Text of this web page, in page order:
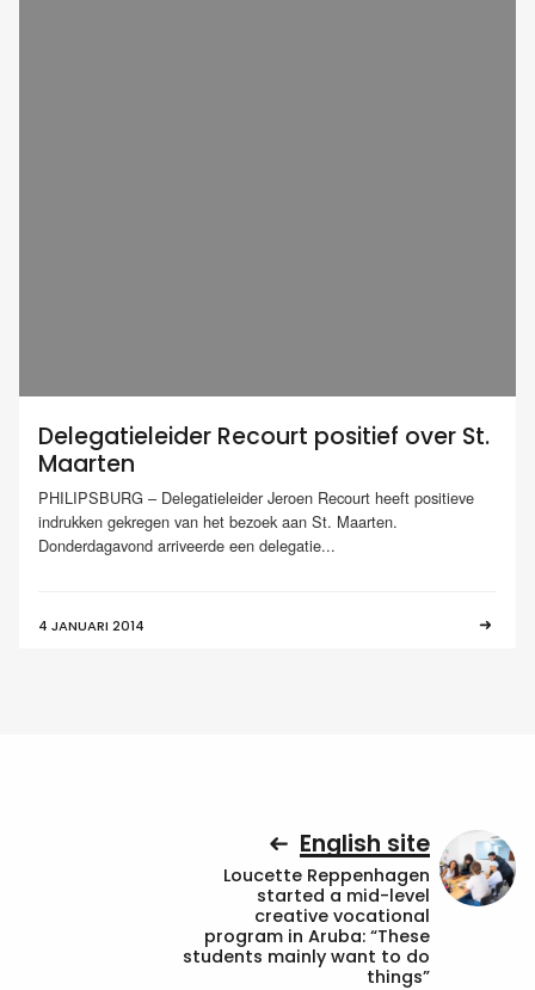
Delegatieleider Recourt positief over St.
Maarten
PHILIPSBURG – Delegatieleider Jeroen Recourt heeft positieve
indrukken gekregen van het bezoek aan St. Maarten.
Donderdagavond arriveerde een delegatie...
4 JANUARI 2014
English site
Loucette Reppenhagen
started a mid-level
creative vocational
program in Aruba: “These
students mainly want to do
things”